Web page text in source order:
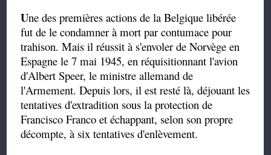
Une des premières actions de la Belgique libérée
fut de le condamner à mort par contumace pour
trahison. Mais il réussit à s'envoler de Norvège en
Espagne le 7 mai 1945, en réquisitionnant l'avion
d'Albert Speer, le ministre allemand de
l'Armement. Depuis lors, il est resté là, déjouant les
tentatives d'extradition sous la protection de
Francisco Franco et échappant, selon son propre
décompte, à six tentatives d'enlèvement.